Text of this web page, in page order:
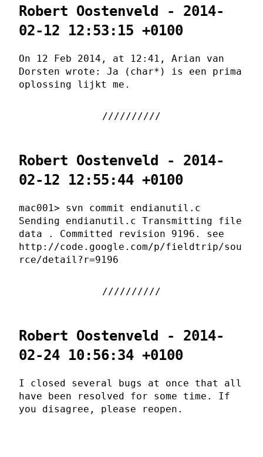
Robert Oostenveld - 2014-
02-12 12:53:15 +0100
On 12 Feb 2014, at 12:41, Arian van
Dorsten wrote: Ja (char*) is een prima
oplossing lijkt me.
Robert Oostenveld - 2014-
02-12 12:55:44 +0100
mac001> svn commit endianutil.c
Sending endianutil.c Transmitting file
data . Committed revision 9196. see
http://code.google.com/p/fieldtrip/sou
rce/detail?r=9196
Robert Oostenveld - 2014-
02-24 10:56:34 +0100
I closed several bugs at once that all
have been resolved for some time. If
you disagree, please reopen.